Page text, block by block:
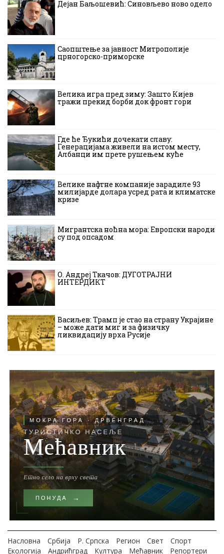
Дејан Баљошевић: Синовљево ново одело
Саопштење за јавност Митрополије
црногорско-приморске
Велика игра пред зиму: Зашто Кијев
тражи прекид борби док фронт гори
Где ће Ђукићи дочекати славу:
Генерацијама живели на истом месту,
Албанци им прете рушењем куће
Велике нафтне компаније зарадиле 93
милијарде долара усред рата и климатске
кризе
Мигрантска ноћна мора: Европски народи
су под опсадом
О. Андреј Ткачов: ДУГОТРАЈНИ
ИНТЕРДИКТ
Васиљев: Трамп је стао на страну Украјине
– може дати миг и за физичку
ликвидацију врха Русије
Насловна Србија Р. Српска Регион Свет
Спорт
Екологија
Андрићград Култура Мећавник Репортери